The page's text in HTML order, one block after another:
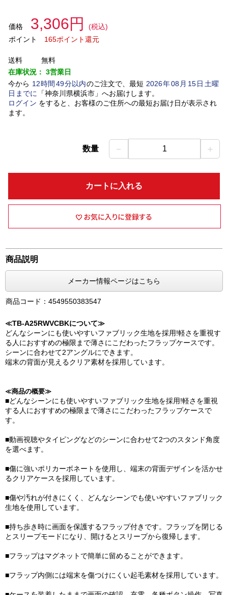
価格 3,306円
(税込)
ポイント
165ポイント還元
送料
無料
在庫状況： 3営業日
今から 12時間 49分以内のご注文で、最短 2026年08 月 15日土曜
日 までに 「神奈川県横浜市」 へお届けします。
ログイン をすると、お客様のご住所への最短お届け日が表示され
ます。
数量 － 1 ＋
カートに入れる
商品説明
メーカー情報ページはこちら
商品コード：4549550383547
≪TB-A25RWVCBKについて≫
どんなシーンにも使いやすいファブリック生地を採用!軽さを重視す
る人におすすめの極限まで薄さにこだわったフラップケースです。
シーンに合わせて2アングルにできます。
端末の背面が見えるクリア素材を採用しています。
≪商品の概要≫
■どんなシーンにも使いやすいファブリック生地を採用!軽さを重視
する人におすすめの極限まで薄さにこだわったフラップケースで
す。
■動画視聴やタイピングなどのシーンに合わせて2つのスタンド角度
を選べます。
■傷に強いポリカーボネートを使用し、端末の背面デザインを活かせ
るクリアケースを採用しています。
■傷や汚れが付きにくく、どんなシーンでも使いやすいファブリック
生地を使用しています。
■持ち歩き時に画面を保護するフラップ付きです。フラップを閉じる
とスリープモードになり、開けるとスリープから復帰します。
■フラップはマグネットで簡単に留めることができます。
■フラップ内側には端末を傷つけにくい起毛素材を採用しています。